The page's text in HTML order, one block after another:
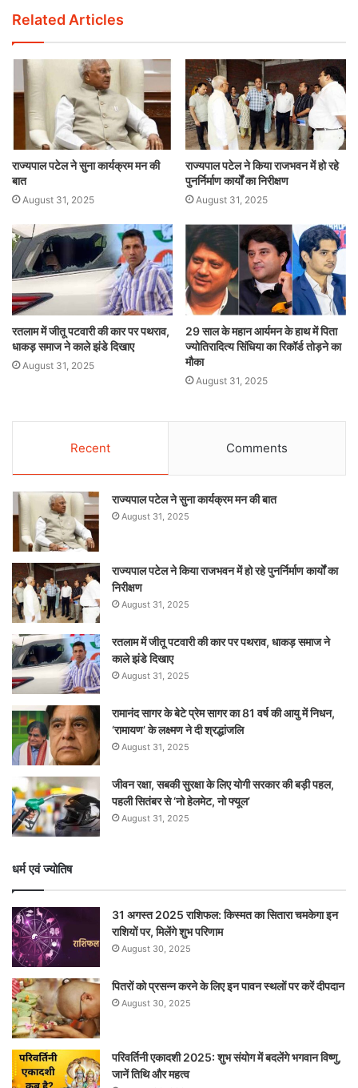
Related Articles
राज्यपाल पटेल ने सुना कार्यक्रम मन की
बात
August 31, 2025
राज्यपाल पटेल ने किया राजभवन में हो रहे
पुनर्निर्माण कार्यों का निरीक्षण
August 31, 2025
रतलाम में जीतू पटवारी की कार पर पथराव,
धाकड़ समाज ने काले झंडे दिखाए
August 31, 2025
29 साल के महान आर्यमन के हाथ में पिता
ज्योतिरादित्य सिंधिया का रिकॉर्ड तोड़ने का
मौका
August 31, 2025
Recent Comments
राज्यपाल पटेल ने सुना कार्यक्रम मन की बात
August 31, 2025
राज्यपाल पटेल ने किया राजभवन में हो रहे पुनर्निर्माण कार्यों का
निरीक्षण
August 31, 2025
रतलाम में जीतू पटवारी की कार पर पथराव, धाकड़ समाज ने
काले झंडे दिखाए
August 31, 2025
रामानंद सागर के बेटे प्रेम सागर का 81 वर्ष की आयु में निधन,
‘रामायण’ के लक्ष्मण ने दी श्रद्धांजलि
August 31, 2025
जीवन रक्षा, सबकी सुरक्षा के लिए योगी सरकार की बड़ी पहल,
पहली सितंबर से ‘नो हेलमेट, नो फ्यूल’
August 31, 2025
धर्म एवं ज्योतिष
31 अगस्त 2025 राशिफल: किस्मत का सितारा चमकेगा इन
राशियों पर, मिलेंगे शुभ परिणाम
August 30, 2025
पितरों को प्रसन्न करने के लिए इन पावन स्थलों पर करें दीपदान
August 30, 2025
परिवर्तिनी एकादशी 2025: शुभ संयोग में बदलेंगे भगवान विष्णु,
जानें तिथि और महत्व